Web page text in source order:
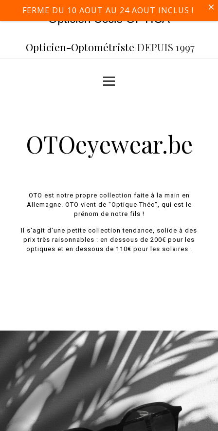
Opticien Uccle OPTICA
Opticien-Optométriste DEPUIS 1997
OTOeyewear.be
OTO est notre propre collection faite à la main en
Allemagne. OTO vient de "Optique Théo", qui est le
prénom de notre fils !
Il s'agit d'une petite collection tendance, solide à des
prix très raisonnables : en dessous de 200€ pour les
optiques et en dessous de 110€ pour les solaires .
FERME DU 10 AOUT AU 24 AOUT INCLUS ! ×